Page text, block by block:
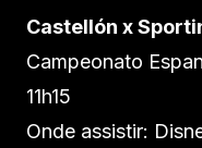
Castellón x
Campeonato
11h15
Onde assistir: